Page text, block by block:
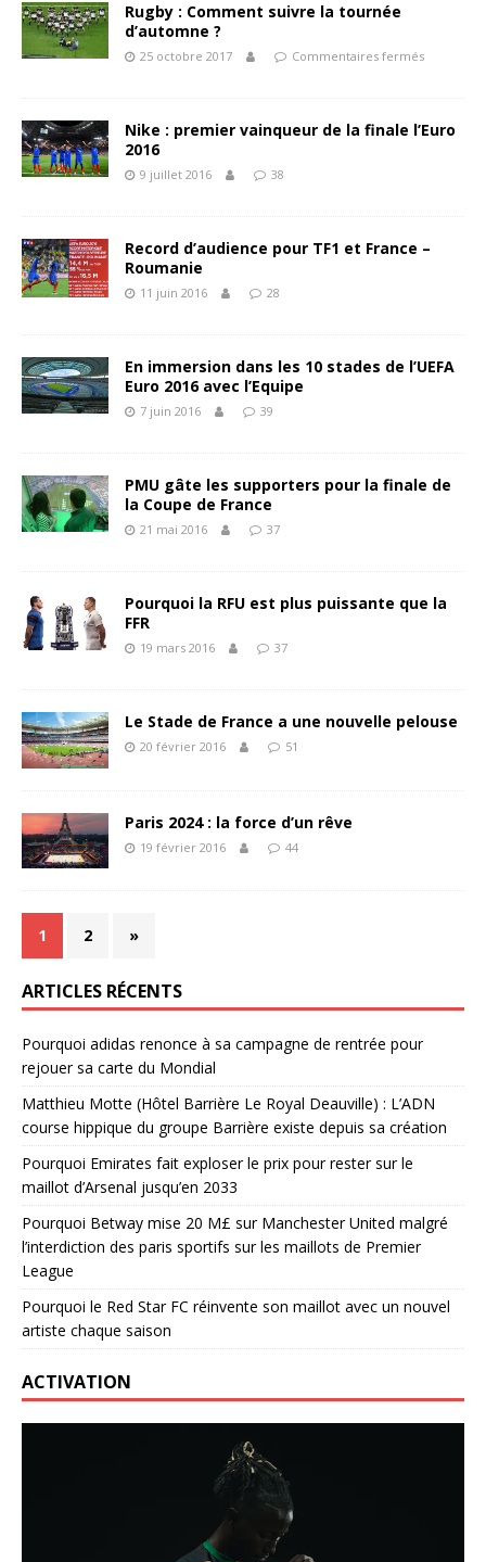
Rugby : Comment suivre la tournée
d’automne ?
25 octobre 2017 Commentaires fermés
Nike : premier vainqueur de la finale l’Euro
2016
9 juillet 2016 38
Record d’audience pour TF1 et France –
Roumanie
11 juin 2016 28
En immersion dans les 10 stades de l’UEFA
Euro 2016 avec l’Equipe
7 juin 2016 39
PMU gâte les supporters pour la finale de
la Coupe de France
21 mai 2016 37
Pourquoi la RFU est plus puissante que la
FFR
19 mars 2016 37
Le Stade de France a une nouvelle pelouse
20 février 2016 51
Paris 2024 : la force d’un rêve
19 février 2016 44
1 2 »
ARTICLES RÉCENTS
Pourquoi adidas renonce à sa campagne de rentrée pour
rejouer sa carte du Mondial
Matthieu Motte (Hôtel Barrière Le Royal Deauville) : L’ADN
course hippique du groupe Barrière existe depuis sa création
Pourquoi Emirates fait exploser le prix pour rester sur le
maillot d’Arsenal jusqu’en 2033
Pourquoi Betway mise 20 M£ sur Manchester United malgré
l’interdiction des paris sportifs sur les maillots de Premier
League
Pourquoi le Red Star FC réinvente son maillot avec un nouvel
artiste chaque saison
ACTIVATION